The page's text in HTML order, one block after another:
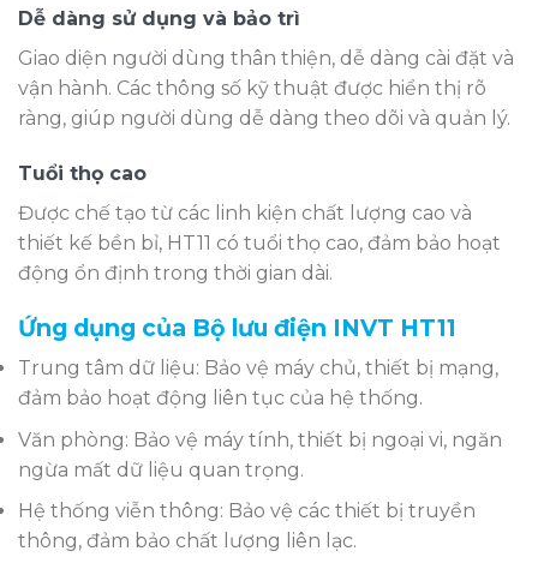
Dễ dàng sử dụng và bảo trì
Giao diện người dùng thân thiện, dễ dàng cài đặt và
vận hành. Các thông số kỹ thuật được hiển thị rõ
ràng, giúp người dùng dễ dàng theo dõi và quản lý.
Tuổi thọ cao
Được chế tạo từ các linh kiện chất lượng cao và
thiết kế bền bỉ, HT11 có tuổi thọ cao, đảm bảo hoạt
động ổn định trong thời gian dài.
Ứng dụng của Bộ lưu điện INVT HT11
Trung tâm dữ liệu: Bảo vệ máy chủ, thiết bị mạng,
đảm bảo hoạt động liên tục của hệ thống.
Văn phòng: Bảo vệ máy tính, thiết bị ngoại vi, ngăn
ngừa mất dữ liệu quan trọng.
Hệ thống viễn thông: Bảo vệ các thiết bị truyền
thông, đảm bảo chất lượng liên lạc.